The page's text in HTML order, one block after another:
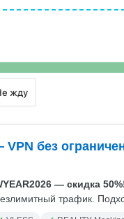
жду
без
— скидка
трафик.